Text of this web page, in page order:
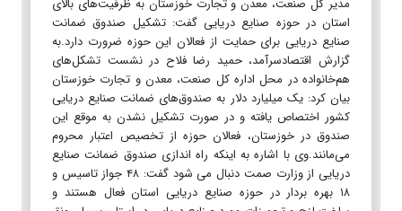
مدیر کل صنعت، معدن و تجارت خوزستان به ظرفیت‌های بالای
استان در حوزه صنایع دریایی گفت: تشکیل صندوق ضمانت
صنایع دریایی برای حمایت از فعالان این حوزه ضرورت دارد.به
گزارش اقتصادسرآمد، حمید رضا فلاح در نشست تشکل‌های
هم‌خانواده در محل اداره کل صنعت، معدن و تجارت خوزستان
بیان کرد: یک میلیارد دلار به صندوق‌های ضمانت صنایع دریایی
کشور اختصاص یافته و در صورت تشکیل نشدن به موقع این
صندوق در خوزستان، فعالان حوزه از تخصیص اعتبار محروم
می‌مانند.وی با اشاره به اینکه راه اندازی صندوق ضمانت صنایع
دریایی از وزارت صمت دنبال می شود گفت: ۴۸ جواز تاسیس و
۱۸ بهره بردار در حوزه صنایع دریایی استان فعال هستند و